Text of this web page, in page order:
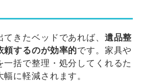
きたベッドであれば、 遺品整
頼するのが効率的です。家具や
一括で整理・処分してくれるた
に軽減されます。